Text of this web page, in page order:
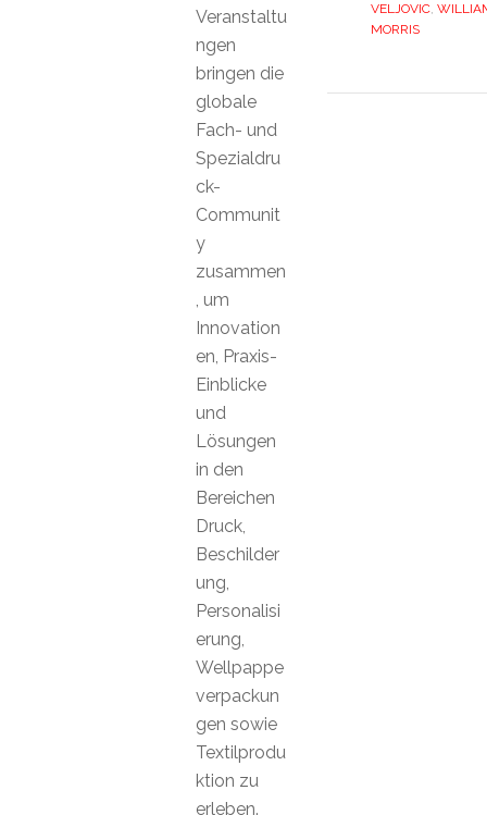
VELJOVIC,
MORRIS
Veranstaltu
ngen
bringen die
globale
Fach- und
Spezialdru
ck-
Communit
y
zusammen
, um
Innovation
en, Praxis-
Einblicke
und
Lösungen
in den
Bereichen
Druck,
Beschilder
ung,
Personalisi
erung,
Wellpappe
verpackun
gen sowie
Textilprodu
ktion zu
erleben.